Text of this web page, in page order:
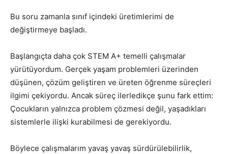
Bu soru zamanla sınıf içindeki üretimlerimi de
değiştirmeye başladı.
Başlangıçta daha çok STEM A+ temelli çalışmalar
yürütüyordum. Gerçek yaşam problemleri üzerinden
düşünen, çözüm geliştiren ve üreten öğrenme süreçleri
ilgimi çekiyordu. Ancak süreç ilerledikçe şunu fark ettim:
Çocukların yalnızca problem çözmesi değil, yaşadıkları
sistemlerle ilişki kurabilmesi de gerekiyordu.
Böylece çalışmalarım yavaş yavaş sürdürülebilirlik,